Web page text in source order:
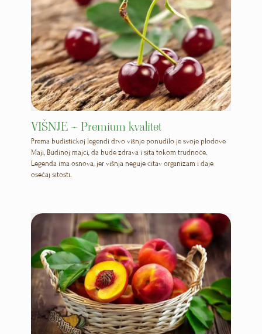
VIŠNJE – Premium kvalitet
Prema budističkoj legendi drvo višnje ponudilo je svoje plodove
Maji, Budinoj majci, da bude zdrava i sita tokom trudnoće.
Legenda ima osnova, jer višnja neguje čitav organizam i daje
osećaj sitosti.